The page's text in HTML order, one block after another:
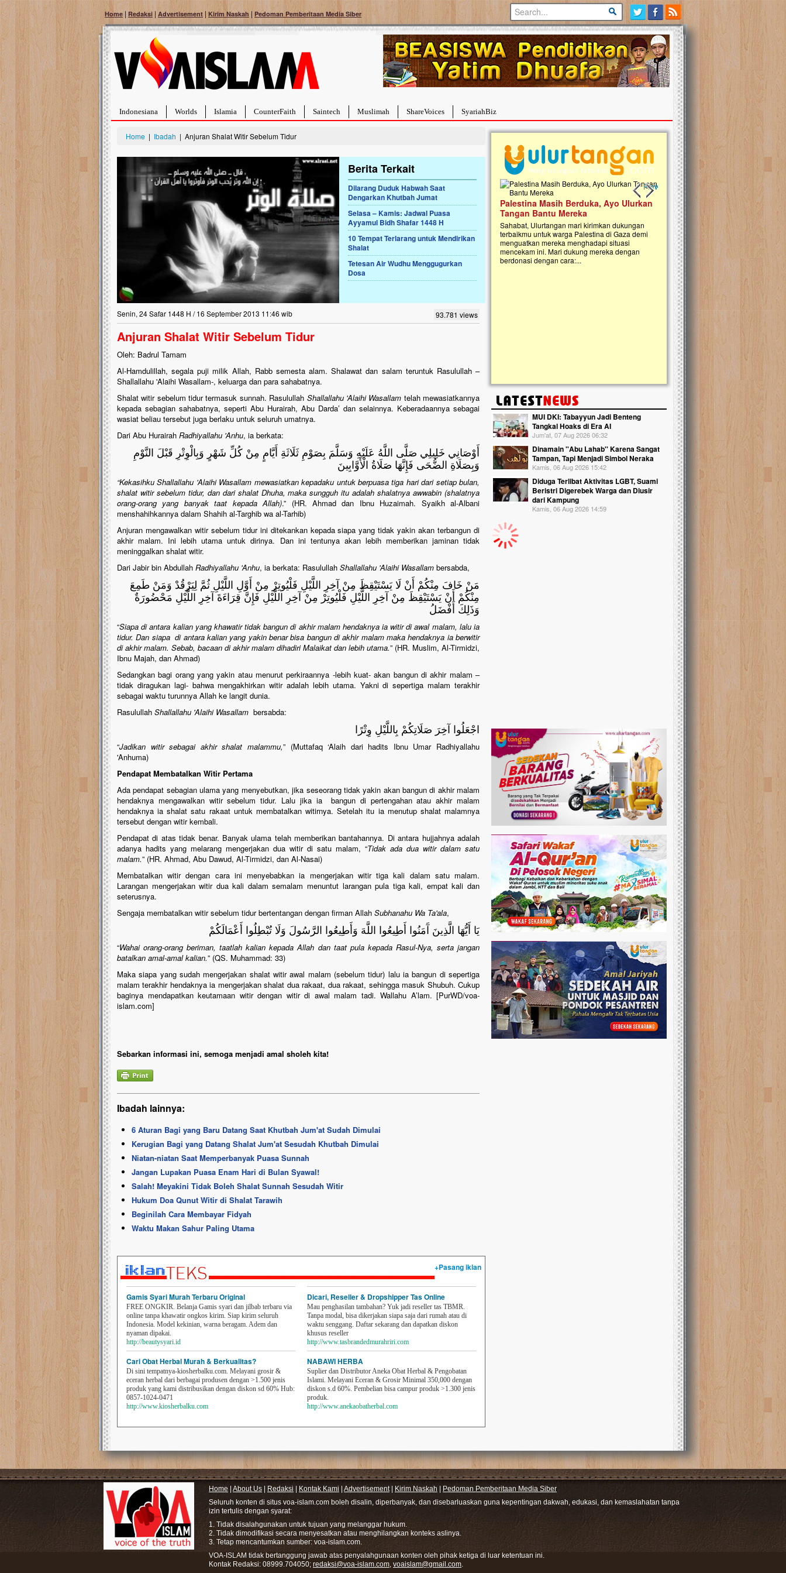
Home | Redaksi | Advertisement | Kirim Naskah | Pedoman Pemberitaan Media Siber
Indonesiana Worlds Islamia CounterFaith Saintech Muslimah ShareVoices SyariahBiz
Home | Ibadah | Anjuran Shalat Witir Sebelum Tidur
Berita Terkait
Dilarang Duduk Habwah Saat
Dengarkan Khutbah Jumat
Selasa – Kamis: Jadwal Puasa
Ayyamul Bidh Shafar 1448 H
10 Tempat Terlarang untuk Mendirikan
Shalat
Tetesan Air Wudhu Menggugurkan
Dosa
Senin, 24 Safar 1448 H / 16 September 2013 11:46 wib 93.781 views
Anjuran Shalat Witir Sebelum Tidur
Oleh: Badrul Tamam
Al-Hamdulillah, segala puji milik Allah, Rabb semesta alam. Shalawat dan salam teruntuk Rasulullah –
Shallallahu 'Alaihi Wasallam-, keluarga dan para sahabatnya.
Shalat witir sebelum tidur termasuk sunnah. Rasulullah Shallallahu 'Alaihi Wasallam telah mewasiatkannya
kepada sebagian sahabatnya, seperti Abu Hurairah, Abu Darda’ dan selainnya. Keberadaannya sebagai
wasiat beliau tersebut juga berlaku untuk seluruh umatnya.
Dari Abu Hurairah Radhiyallahu 'Anhu, ia berkata:
أَوْصَانِي خَلِيلِي صَلَّى اللَّهُ عَلَيْهِ وَسَلَّمَ بِصَوْمِ ثَلَاثَةِ أَيَّامٍ مِنْ كُلِّ شَهْرٍ وَبِالْوِتْرِ قَبْلَ النَّوْمِ
وَبِصَلَاةِ الضُّحَى فَإِنَّهَا صَلَاةُ الْأَوَّابِينَ
“Kekasihku Shallallahu 'Alaihi Wasallam mewasiatkan kepadaku untuk berpuasa tiga hari dari setiap bulan,
shalat witir sebelum tidur, dan dari shalat Dhuha, maka sungguh itu adalah shalatnya awwabin (shalatnya
orang-orang yang banyak taat kepada Allah).” (HR. Ahmad dan Ibnu Huzaimah. Syaikh al-Albani
menshahihkannya dalam Shahih al-Targhib wa al-Tarhib)
Anjuran mengawalkan witir sebelum tidur ini ditekankan kepada siapa yang tidak yakin akan terbangun di
akhir malam. Ini lebih utama untuk dirinya. Dan ini tentunya akan lebih memberikan jaminan tidak
meninggalkan shalat witir.
Dari Jabir bin Abdullah Radhiyallahu 'Anhu, ia berkata: Rasulullah Shallallahu 'Alaihi Wasallam bersabda,
مَنْ خَافَ مِنْكُمْ أَنْ لَا يَسْتَيْقِظَ مِنْ آخِرِ اللَّيْلِ فَلْيُوتِرْ مِنْ أَوَّلِ اللَّيْلِ ثُمَّ لِيَرْقُدْ وَمَنْ طَمِعَ
مِنْكُمْ أَنْ يَسْتَيْقِظَ مِنْ آخِرِ اللَّيْلِ فَلْيُوتِرْ مِنْ آخِرِ اللَّيْلِ فَإِنَّ قِرَاءَةَ آخِرِ اللَّيْلِ مَحْضُورَةٌ
وَذَلِكَ أَفْضَلُ
“Siapa di antara kalian yang khawatir tidak bangun di akhir malam hendaknya ia witir di awal malam, lalu ia
tidur. Dan siapa di antara kalian yang yakin benar bisa bangun di akhir malam maka hendaknya ia berwitir
di akhir malam. Sebab, bacaan di akhir malam dihadiri Malaikat dan lebih utama.” (HR. Muslim, Al-Tirmidzi,
Ibnu Majah, dan Ahmad)
Sedangkan bagi orang yang yakin atau menurut perkiraannya -lebih kuat- akan bangun di akhir malam –
tidak diragukan lagi- bahwa mengakhirkan witir adalah lebih utama. Yakni di sepertiga malam terakhir
sebagai waktu turunnya Allah ke langit dunia.
Rasulullah Shallallahu 'Alaihi Wasallam bersabda:
اجْعَلُوا آخِرَ صَلَاتِكُمْ بِاللَّيْلِ وِتْرًا
“Jadikan witir sebagai akhir shalat malammu,” (Muttafaq ‘Alaih dari hadits Ibnu Umar Radhiyallahu
'Anhuma)
Pendapat Membatalkan Witir Pertama
Ada pendapat sebagian ulama yang menyebutkan, jika seseorang tidak yakin akan bangun di akhir malam
hendaknya mengawalkan witir sebelum tidur. Lalu jika ia bangun di pertengahan atau akhir malam
hendaknya ia shalat satu rakaat untuk membatalkan witirnya. Setelah itu ia menutup shalat malamnya
tersebut dengan witir kembali.
Pendapat di atas tidak benar. Banyak ulama telah memberikan bantahannya. Di antara hujjahnya adalah
adanya hadits yang melarang mengerjakan dua witir di satu malam, “Tidak ada dua witir dalam satu
malam.” (HR. Ahmad, Abu Dawud, Al-Tirmidzi, dan Al-Nasai)
Membatalkan witir dengan cara ini menyebabkan ia mengerjakan witir tiga kali dalam satu malam.
Larangan mengerjakan witir dua kali dalam semalam menuntut larangan pula tiga kali, empat kali dan
seterusnya.
Sengaja membatalkan witir sebelum tidur bertentangan dengan firman Allah Subhanahu Wa Ta'ala,
يَا أَيُّهَا الَّذِينَ آَمَنُوا أَطِيعُوا اللَّهَ وَأَطِيعُوا الرَّسُولَ وَلَا تُبْطِلُوا أَعْمَالَكُمْ
“Wahai orang-orang beriman, taatlah kalian kepada Allah dan taat pula kepada Rasul-Nya, serta jangan
batalkan amal-amal kalian.” (QS. Muhammad: 33)
Maka siapa yang sudah mengerjakan shalat witir awal malam (sebelum tidur) lalu ia bangun di sepertiga
malam terakhir hendaknya ia mengerjakan shalat dua rakaat, dua rakaat, sehingga masuk Shubuh. Cukup
baginya mendapatkan keutamaan witir dengan witir di awal malam tadi. Wallahu A’lam. [PurWD/voa-
islam.com]
Sebarkan informasi ini, semoga menjadi amal sholeh kita!
Ibadah lainnya:
6 Aturan Bagi yang Baru Datang Saat Khutbah Jum'at Sudah Dimulai
Kerugian Bagi yang Datang Shalat Jum'at Sesudah Khutbah Dimulai
Niatan-niatan Saat Memperbanyak Puasa Sunnah
Jangan Lupakan Puasa Enam Hari di Bulan Syawal!
Salah! Meyakini Tidak Boleh Shalat Sunnah Sesudah Witir
Hukum Doa Qunut Witir di Shalat Tarawih
Beginilah Cara Membayar Fidyah
Waktu Makan Sahur Paling Utama
+Pasang iklan
Gamis Syari Murah Terbaru Original
FREE ONGKIR. Belanja Gamis syari dan jilbab terbaru via
online tanpa khawatir ongkos kirim. Siap kirim seluruh
Indonesia. Model kekinian, warna beragam. Adem dan
nyaman dipakai.
http://beautysyari.id
Cari Obat Herbal Murah & Berkualitas?
Di sini tempatnya-kiosherbalku.com. Melayani grosir &
eceran herbal dari berbagai produsen dengan >1.500 jenis
produk yang kami distribusikan dengan diskon sd 60% Hub:
0857-1024-0471
http://www.kiosherbalku.com
Dicari, Reseller & Dropshipper Tas Online
Mau penghasilan tambahan? Yuk jadi reseller tas TBMR.
Tanpa modal, bisa dikerjakan siapa saja dari rumah atau di
waktu senggang. Daftar sekarang dan dapatkan diskon
khusus reseller
http://www.tasbrandedmurahriri.com
NABAWI HERBA
Suplier dan Distributor Aneka Obat Herbal & Pengobatan
Islami. Melayani Eceran & Grosir Minimal 350,000 dengan
diskon s.d 60%. Pembelian bisa campur produk >1.300 jenis
produk.
http://www.anekaobatherbal.com
Previous slide
Next slide
Bantu Naura, Balita Hebat Sembuh Dari
Tumor Pembuluh Darah
Hidup Naura Salsabila dipenuhi dengan
rintangan yang sangat berat. Meskipun baru
berusia sepuluh bulan, bayi yang imut ini harus
menghadapi penyakit yang dahsyat, yaitu tumor
pembuluh darah berukuran...
Nasib masjid di Kampung Cilumbu ini sungguh
mengenaskan. Lima tahun mangkrak, kini nyaris
Palestina Masih Berduka, Ayo Ulurkan
Tangan Bantu Mereka
Sahabat, Ulurtangan mari kirimkan dukungan
terbaikmu untuk warga Palestina di Gaza demi
menguatkan mereka menghadapi situasi
mencekam ini. Mari dukung mereka dengan
berdonasi dengan cara:...
Open Donasi Wakaf
Rumah Qur'an & TK Islam
Najjah di Jonggol
Saat ini, Ulurtangan bersama Yayasan
Najjahtul Islam Jonggol sedang merintis
pembangunan Rumah Qur’an dan
kanak Islam Terpadu (TKIT) An Najjah
Gedung Majelis Taklim di Jonggol,...
MUI DKI: Tabayyun Jadi Benteng
Tangkal Hoaks di Era AI
Jum'at, 07 Aug 2026 06:32
Dinamain ''Abu Lahab'' Karena Sangat
Tampan, Tapi Menjadi Simbol Neraka
Kamis, 06 Aug 2026 15:42
Diduga Terlibat Aktivitas LGBT, Suami
Beristri Digerebek Warga dan Diusir
dari Kampung
Kamis, 06 Aug 2026 14:59
Home About Us Redaksi Kontak Kami Advertisement| Kirim Naskah
Pedoman Pemberitaan Media Siber
Seluruh konten di situs voa-islam.com boleh disalin, diperbanyak, dan disebarluaskan guna kepentingan dakwah, edukasi, dan kemaslahatan tanpa
izin tertulis dengan syarat:
1. Tidak disalahgunakan untuk tujuan yang melanggar hukum.
2. Tidak dimodifikasi secara menyesatkan atau menghilangkan konteks aslinya.
3. Tetap mencantumkan sumber: voa-islam.com.
VOA-ISLAM tidak bertanggung jawab atas penyalahgunaan konten oleh pihak ketiga di luar ketentuan ini.
Kontak Redaksi: 08999.704050; redaksi@voa-islam.com, voaislam@gmail.com.